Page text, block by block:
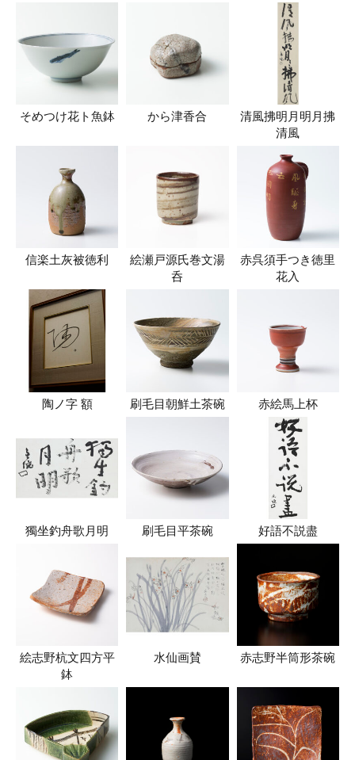
そめつけ花ト魚鉢 から津香合
清風拂明月明月拂
清風
信楽土灰被徳利
絵瀬戸源氏巻文湯
呑
赤呉須手つき徳里
花入
陶ノ字 額 刷毛目朝鮮土茶碗 赤絵馬上杯
獨坐釣舟歌月明 刷毛目平茶碗 好語不説盡
絵志野杭文四方平
鉢
水仙画賛 赤志野半筒形茶碗